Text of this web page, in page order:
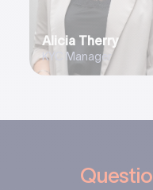
Alicia Therry
KYC Manager